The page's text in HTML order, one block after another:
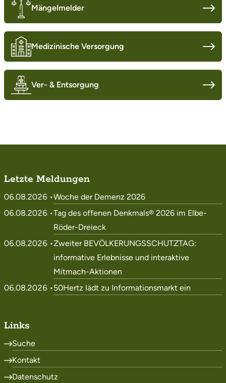
Mängelmelder
Medizinische Versorgung
Ver- & Entsorgung
Letzte Meldungen
06.08.2026 •Woche der Demenz 2026
06.08.2026 •Tag des offenen Denkmals® 2026 im Elbe-
Röder-Dreieck
06.08.2026 •Zweiter BEVÖLKERUNGSSCHUTZTAG:
informative Erlebnisse und interaktive
Mitmach-Aktionen
06.08.2026 •50Hertz lädt zu Informationsmarkt ein
Links
Suche
Kontakt
Datenschutz